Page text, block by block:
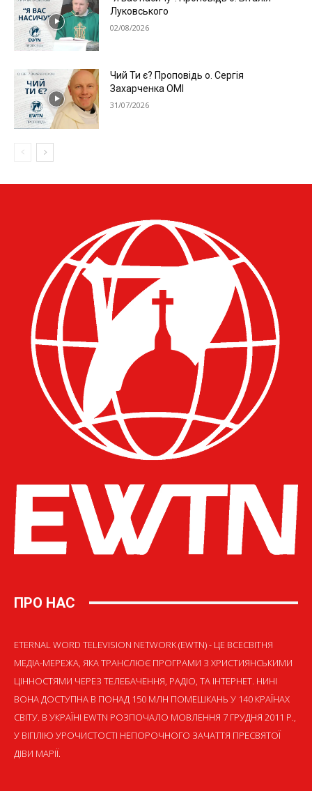
ПРО НАС
ETERNAL WORD TELEVISION NETWORK (EWTN) - ЦЕ ВСЕСВІТНЯ
МЕДІА-МЕРЕЖА, ЯКА ТРАНСЛЮЄ ПРОГРАМИ З ХРИСТИЯНСЬКИМИ
ЦІННОСТЯМИ ЧЕРЕЗ ТЕЛЕБАЧЕННЯ, РАДІО, ТА ІНТЕРНЕТ. НИНІ
ВОНА ДОСТУПНА В ПОНАД 150 МЛН ПОМЕШКАНЬ У 140 КРАЇНАХ
СВІТУ. В УКРАЇНІ EWTN РОЗПОЧАЛО МОВЛЕННЯ 7 ГРУДНЯ 2011 Р.,
У ВІГІЛІЮ УРОЧИСТОСТІ НЕПОРОЧНОГО ЗАЧАТТЯ ПРЕСВЯТОЇ
ДІВИ МАРІЇ.